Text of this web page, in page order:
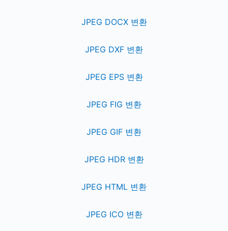
JPEG DOCX 변환
JPEG DXF 변환
JPEG EPS 변환
JPEG FIG 변환
JPEG GIF 변환
JPEG HDR 변환
JPEG HTML 변환
JPEG ICO 변환